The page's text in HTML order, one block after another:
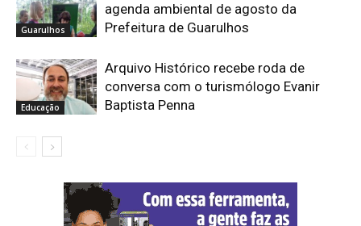
Guarulhos
agenda ambiental de agosto da
Prefeitura de Guarulhos
Educação
Arquivo Histórico recebe roda de
conversa com o turismólogo Evanir
Baptista Penna